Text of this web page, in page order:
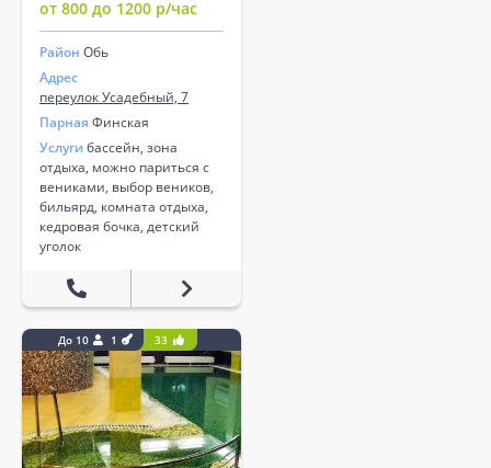
от 800 до 1200 р/час
Район Обь
Адрес
переулок Усадебный, 7
Парная Финская
Услуги бассейн, зона
отдыха, можно париться с
вениками, выбор веников,
бильярд, комната отдыха,
кедровая бочка, детский
уголок
До 10 1 33